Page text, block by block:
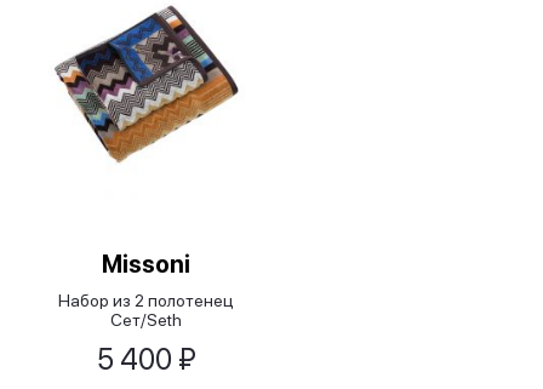
Missoni
Набор из 2 полотенец
Сет/Seth
5 400 ₽